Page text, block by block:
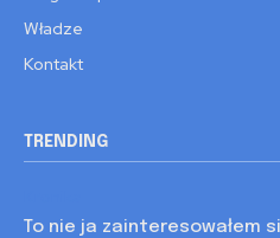
Władze
Kontakt
TRENDING
To nie ja zainteresowałem